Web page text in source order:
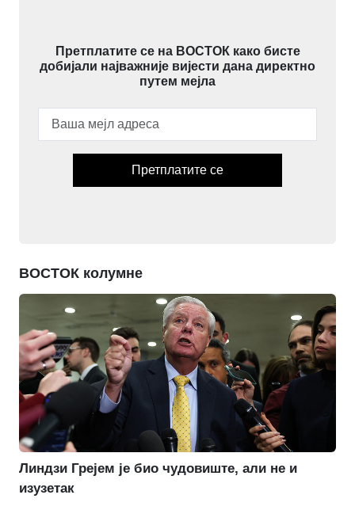
Претплатите се на ВОСТОК како бисте
добијали најважније вијести дана директно
путем мејла
Претплатите се
ВОСТОК колумне
Линдзи Грејем је био чудовиште, али не и
изузетак